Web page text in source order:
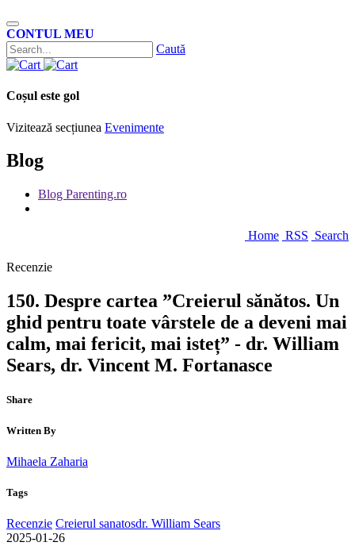
CONTUL MEU
Caută
Coșul este gol
Vizitează secțiunea Evenimente
Blog
Blog Parenting.ro
Home RSS Search
Recenzie
150. Despre cartea ”Creierul sănătos. Un
ghid pentru toate vârstele de a deveni mai
calm, mai fericit, mai isteț” - dr. William
Sears, dr. Vincent M. Fortanasce
Share
Written By
Mihaela Zaharia
Tags
Recenzie Creierul sanatosdr. William Sears
2025-01-26